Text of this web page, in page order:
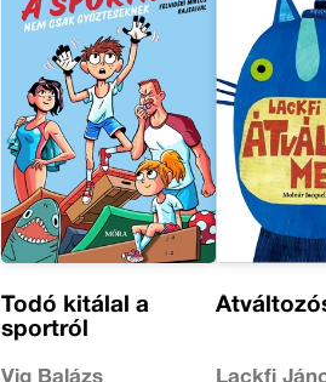
Todó kitálal a
sportról
Vig Balázs Lackfi